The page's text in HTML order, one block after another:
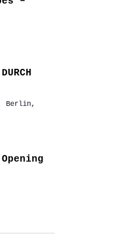
Berlin,